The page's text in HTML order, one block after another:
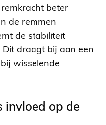
beter
de remmen
de stabiliteit
Dit draagt bij aan een
wisselende
invloed op de